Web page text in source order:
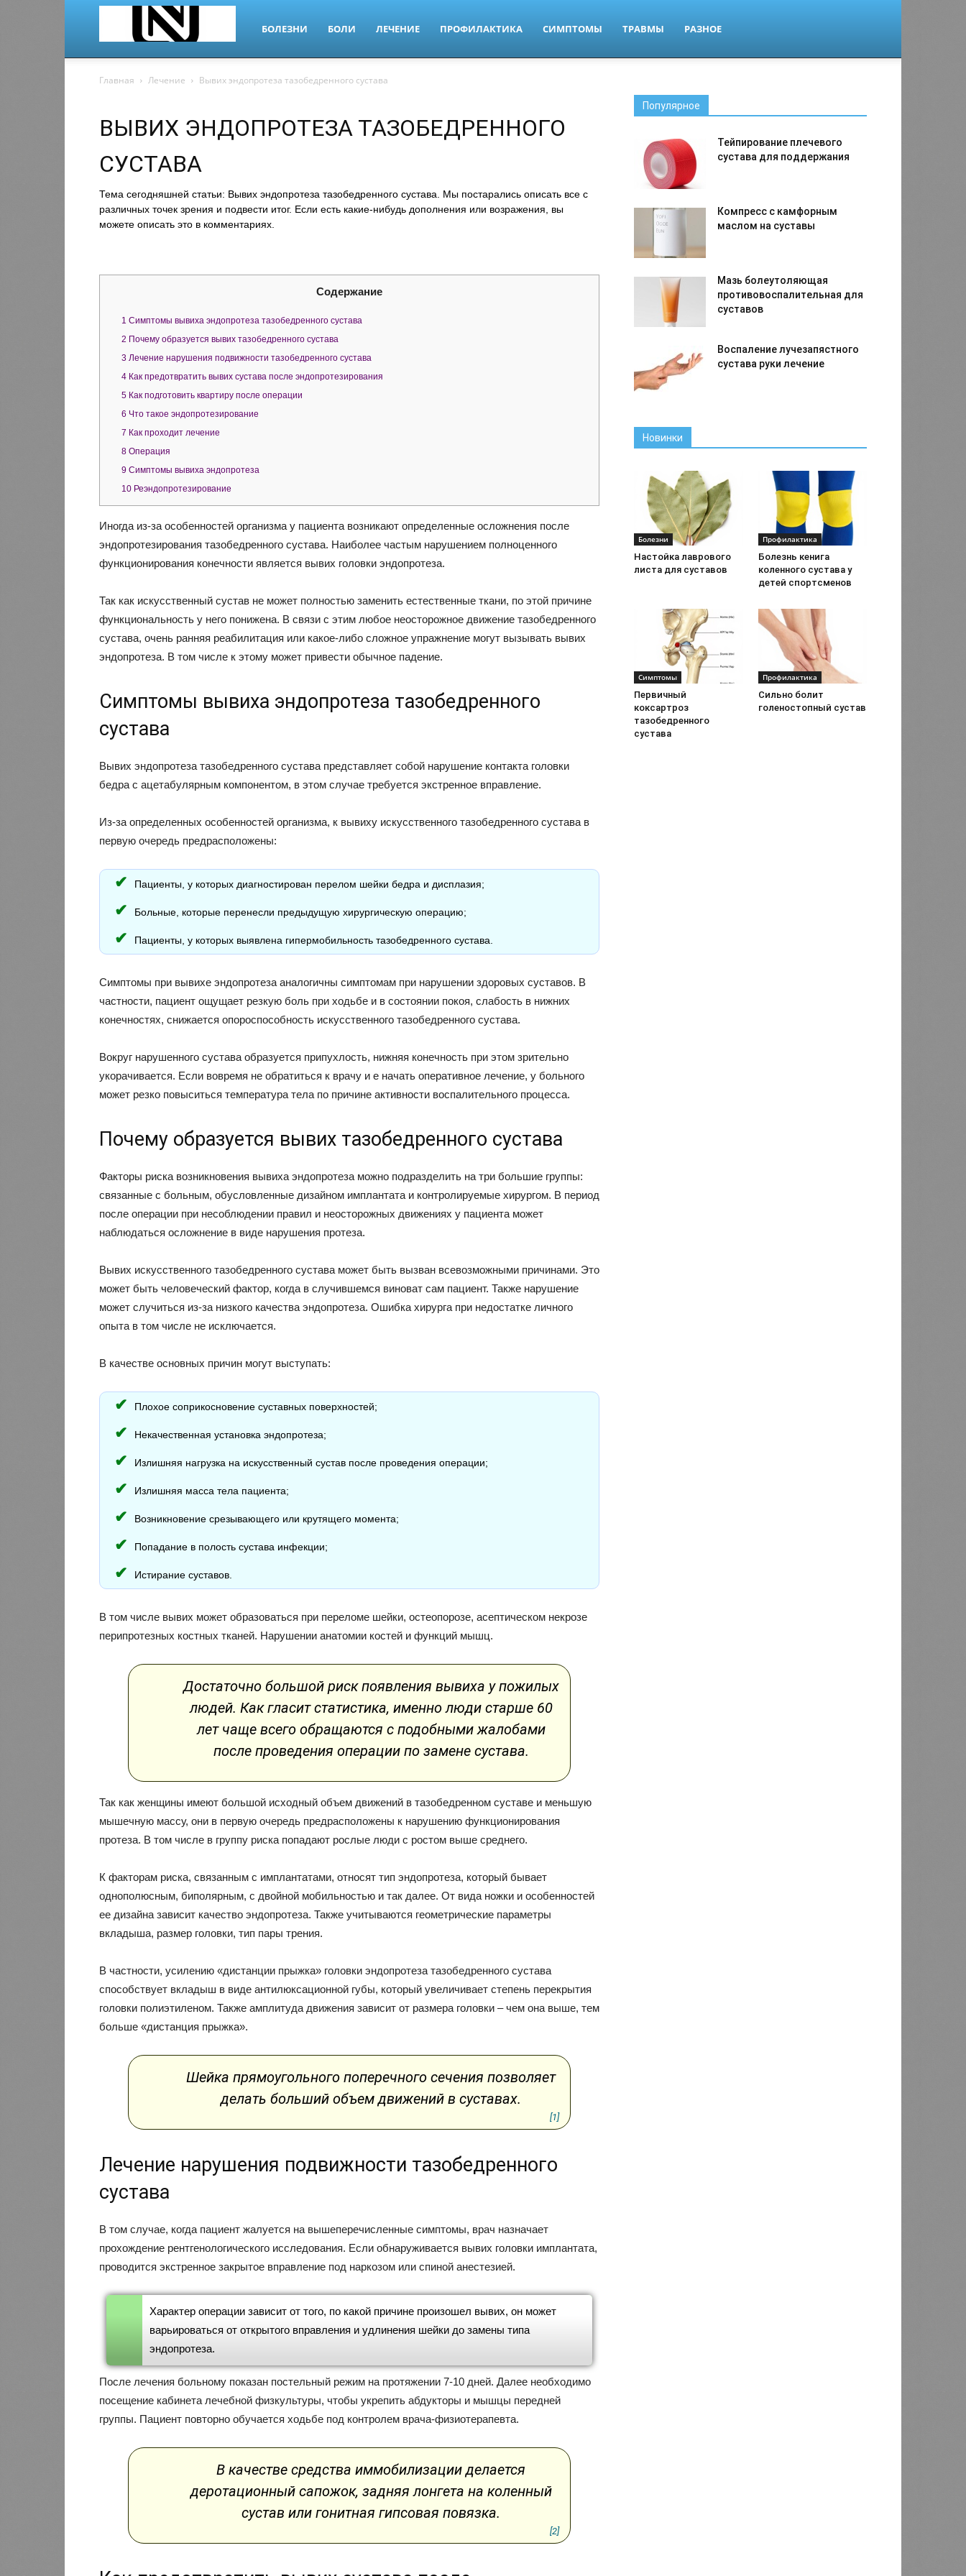
nano-
dr.ru
БОЛЕЗНИ БОЛИ ЛЕЧЕНИЕ ПРОФИЛАКТИКА СИМПТОМЫ ТРАВМЫ РАЗНОЕ
Главная Лечение Вывих эндопротеза тазобедренного сустава
ВЫВИХ ЭНДОПРОТЕЗА ТАЗОБЕДРЕННОГО
СУСТАВА
Тема сегодняшней статьи: Вывих эндопротеза тазобедренного сустава. Мы постарались описать все с
различных точек зрения и подвести итог. Если есть какие-нибудь дополнения или возражения, вы
можете описать это в комментариях.
Содержание
1 Симптомы вывиха эндопротеза тазобедренного сустава
2 Почему образуется вывих тазобедренного сустава
3 Лечение нарушения подвижности тазобедренного сустава
4 Как предотвратить вывих сустава после эндопротезирования
5 Как подготовить квартиру после операции
6 Что такое эндопротезирование
7 Как проходит лечение
8 Операция
9 Симптомы вывиха эндопротеза
10 Реэндопротезирование
Иногда из-за особенностей организма у пациента возникают определенные осложнения после
эндопротезирования тазобедренного сустава. Наиболее частым нарушением полноценного
функционирования конечности является вывих головки эндопротеза.
Так как искусственный сустав не может полностью заменить естественные ткани, по этой причине
функциональность у него понижена. В связи с этим любое неосторожное движение тазобедренного
сустава, очень ранняя реабилитация или какое-либо сложное упражнение могут вызывать вывих
эндопротеза. В том числе к этому может привести обычное падение.
Симптомы вывиха эндопротеза тазобедренного
сустава
Вывих эндопротеза тазобедренного сустава представляет собой нарушение контакта головки
бедра с ацетабулярным компонентом, в этом случае требуется экстренное вправление.
Из-за определенных особенностей организма, к вывиху искусственного тазобедренного сустава в
первую очередь предрасположены:
Пациенты, у которых диагностирован перелом шейки бедра и дисплазия;
Больные, которые перенесли предыдущую хирургическую операцию;
Пациенты, у которых выявлена гипермобильность тазобедренного сустава.
Симптомы при вывихе эндопротеза аналогичны симптомам при нарушении здоровых суставов. В
частности, пациент ощущает резкую боль при ходьбе и в состоянии покоя, слабость в нижних
конечностях, снижается опороспособность искусственного тазобедренного сустава.
Вокруг нарушенного сустава образуется припухлость, нижняя конечность при этом зрительно
укорачивается. Если вовремя не обратиться к врачу и е начать оперативное лечение, у больного
может резко повыситься температура тела по причине активности воспалительного процесса.
Почему образуется вывих тазобедренного сустава
Факторы риска возникновения вывиха эндопротеза можно подразделить на три большие группы:
связанные с больным, обусловленные дизайном имплантата и контролируемые хирургом. В период
после операции при несоблюдении правил и неосторожных движениях у пациента может
наблюдаться осложнение в виде нарушения протеза.
Вывих искусственного тазобедренного сустава может быть вызван всевозможными причинами. Это
может быть человеческий фактор, когда в случившемся виноват сам пациент. Также нарушение
может случиться из-за низкого качества эндопротеза. Ошибка хирурга при недостатке личного
опыта в том числе не исключается.
В качестве основных причин могут выступать:
Плохое соприкосновение суставных поверхностей;
Некачественная установка эндопротеза;
Излишняя нагрузка на искусственный сустав после проведения операции;
Излишняя масса тела пациента;
Возникновение срезывающего или крутящего момента;
Попадание в полость сустава инфекции;
Истирание суставов.
В том числе вывих может образоваться при переломе шейки, остеопорозе, асептическом некрозе
перипротезных костных тканей. Нарушении анатомии костей и функций мышц.
Достаточно большой риск появления вывиха у пожилых
людей. Как гласит статистика, именно люди старше 60
лет чаще всего обращаются с подобными жалобами
после проведения операции по замене сустава.
Так как женщины имеют большой исходный объем движений в тазобедренном суставе и меньшую
мышечную массу, они в первую очередь предрасположены к нарушению функционирования
протеза. В том числе в группу риска попадают рослые люди с ростом выше среднего.
К факторам риска, связанным с имплантатами, относят тип эндопротеза, который бывает
однополюсным, биполярным, с двойной мобильностью и так далее. От вида ножки и особенностей
ее дизайна зависит качество эндопротеза. Также учитываются геометрические параметры
вкладыша, размер головки, тип пары трения.
В частности, усилению «дистанции прыжка» головки эндопротеза тазобедренного сустава
способствует вкладыш в виде антилюксационной губы, который увеличивает степень перекрытия
головки полиэтиленом. Также амплитуда движения зависит от размера головки – чем она выше, тем
больше «дистанция прыжка».
Шейка прямоугольного поперечного сечения позволяет
делать больший объем движений в суставах.
[1]
Лечение нарушения подвижности тазобедренного
сустава
В том случае, когда пациент жалуется на вышеперечисленные симптомы, врач назначает
прохождение рентгенологического исследования. Если обнаруживается вывих головки имплантата,
проводится экстренное закрытое вправление под наркозом или спиной анестезией.
Характер операции зависит от того, по какой причине произошел вывих, он может
варьироваться от открытого вправления и удлинения шейки до замены типа
эндопротеза.
После лечения больному показан постельный режим на протяжении 7-10 дней. Далее необходимо
посещение кабинета лечебной физкультуры, чтобы укрепить абдукторы и мышцы передней
группы. Пациент повторно обучается ходьбе под контролем врача-физиотерапевта.
В качестве средства иммобилизации делается
деротационный сапожок, задняя лонгета на коленный
сустав или гонитная гипсовая повязка.
[2]
Популярное
Тейпирование плечевого
сустава для поддержания
Компресс с камфорным
маслом на суставы
Мазь болеутоляющая
противовоспалительная для
суставов
Воспаление лучезапястного
сустава руки лечение
Новинки
Болезни
Настойка лаврового
листа для суставов
Профилактика
Болезнь кенига
коленного сустава у
детей спортсменов
Симптомы
Первичный
коксартроз
тазобедренного
сустава
Профилактика
Сильно болит
голеностопный сустав